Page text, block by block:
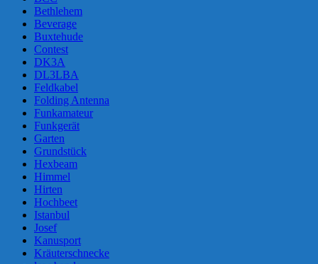
Bethlehem
Beverage
Buxtehude
Contest
DK3A
DL3LBA
Feldkabel
Folding Antenna
Funkamateur
Funkgerät
Garten
Grundstück
Hexbeam
Himmel
Hirten
Hochbeet
Istanbul
Josef
Kanusport
Kräuterschnecke